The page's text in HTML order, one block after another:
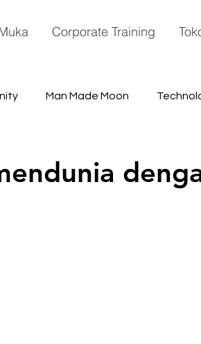
Corporate Training
Man Made Moon